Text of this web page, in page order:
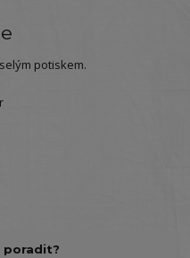
potiskem.
poradit?